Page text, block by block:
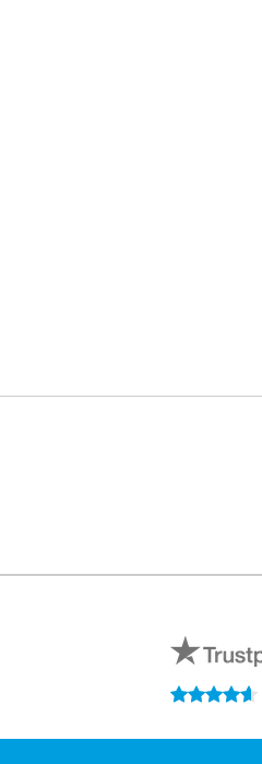
4.6 étoiles